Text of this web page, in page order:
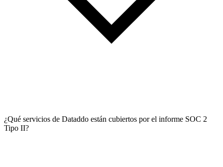
¿Qué servicios de Dataddo están cubiertos por el informe SOC 2
Tipo II?